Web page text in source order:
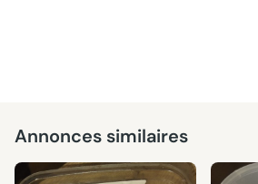
Annonces similaires